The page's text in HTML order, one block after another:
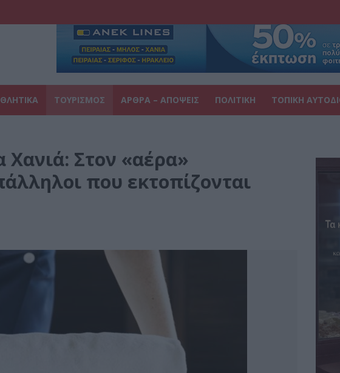
ΤΟΥΡΙΣΜΟΣ ΑΡΘΡΑ – ΑΠΟΨΕΙΣ ΠΟΛΙΤΙΚΗ ΤΟΠΙΚΗ
Χανιά: Στον «αέρα»
που εκτοπίζονται